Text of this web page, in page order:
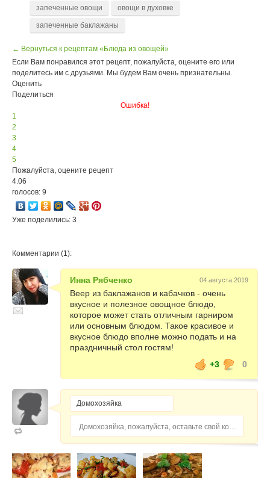
запеченные овощи овощи в духовке
запеченные баклажаны
← Вернуться к рецептам «Блюда из овощей»
Если Вам понравился этот рецепт, пожалуйста, оцените его или
поделитесь им с друзьями. Мы будем Вам очень признательны.
Оценить
Поделиться
Ошибка!
1
2
3
4
5
Пожалуйста, оцените рецепт
4.06
голосов: 9
Уже поделились: 3
Комментарии (1):
Инна Рябченко 04 августа 2019
Веер из баклажанов и кабачков - очень
вкусное и полезное овощное блюдо,
которое может стать отличным гарниром
или основным блюдом. Такое красивое и
вкусное блюдо вполне можно подать и на
праздничный стол гостям!
+3
0